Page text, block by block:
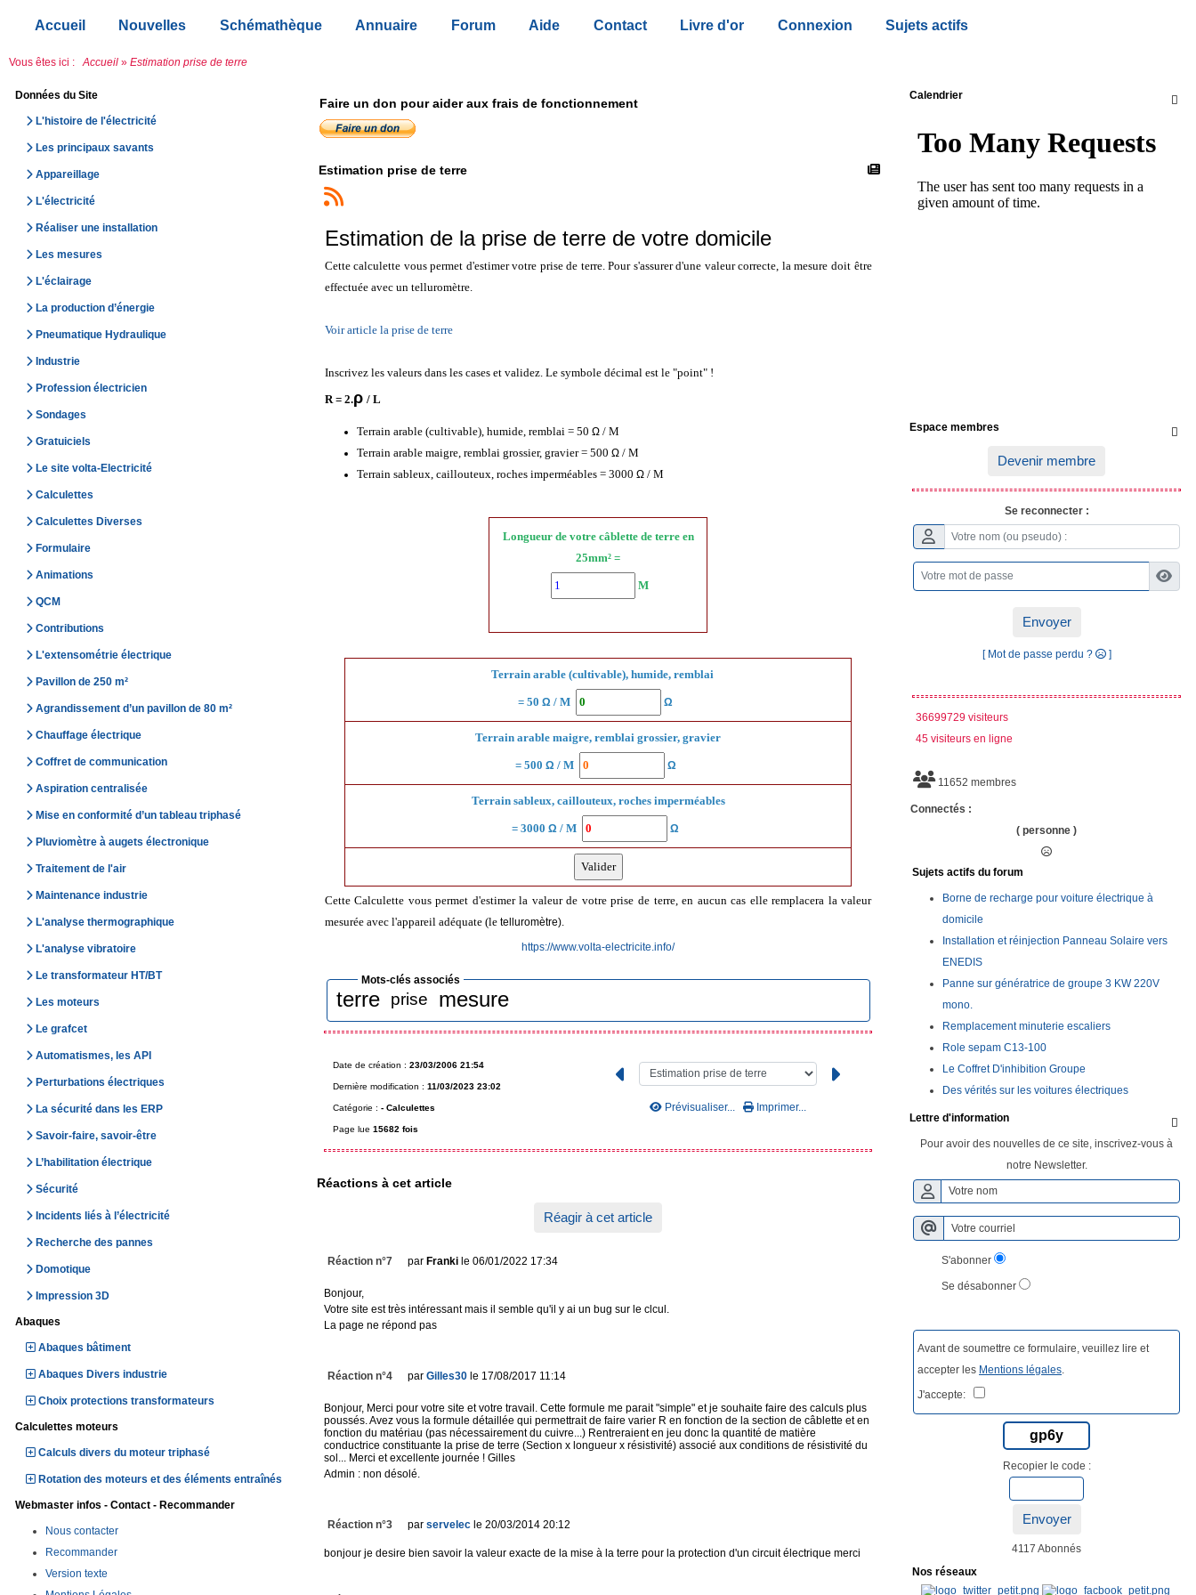
Accueil Nouvelles Schémathèque Annuaire Forum Aide Contact Livre d'or Connexion Sujets actifs
Vous êtes ici : Accueil » Estimation prise de terre
Données du Site
L'histoire de l'électricité
Les principaux savants
Appareillage
L'électricité
Réaliser une installation
Les mesures
L'éclairage
La production d’énergie
Pneumatique Hydraulique
Industrie
Profession électricien
Sondages
Gratuiciels
Le site volta-Electricité
Calculettes
Calculettes Diverses
Formulaire
Animations
QCM
Contributions
L'extensométrie électrique
Pavillon de 250 m²
Agrandissement d’un pavillon de 80 m²
Chauffage électrique
Coffret de communication
Aspiration centralisée
Mise en conformité d’un tableau triphasé
Pluviomètre à augets électronique
Traitement de l'air
Maintenance industrie
L'analyse thermographique
L'analyse vibratoire
Le transformateur HT/BT
Les moteurs
Le grafcet
Automatismes, les API
Perturbations électriques
La sécurité dans les ERP
Savoir-faire, savoir-être
L’habilitation électrique
Sécurité
Incidents liés à l’électricité
Recherche des pannes
Domotique
Impression 3D
Abaques
Abaques bâtiment
Abaques Divers industrie
Choix protections transformateurs
Calculettes moteurs
Calculs divers du moteur triphasé
Rotation des moteurs et des éléments entraînés
Webmaster infos - Contact - Recommander
Nous contacter
Recommander
Version texte
Faire un don pour aider aux frais de fonctionnement
Estimation prise de terre
Estimation de la prise de terre de votre domicile
Cette calculette vous permet d'estimer votre prise de terre. Pour s'assurer d'une valeur correcte, la mesure doit être
effectuée avec un telluromètre.
Voir article la prise de terre
Inscrivez les valeurs dans les cases et validez. Le symbole décimal est le "point" !
R = 2.ρ / L
Terrain arable (cultivable), humide, remblai = 50 Ω/ M
Terrain arable maigre, remblai grossier, gravier = 500 Ω/ M
Terrain sableux, caillouteux, roches imperméables = 3000 Ω/ M
Longueur de votre câblette de terre en
25mm² =
M
Terrain arable (cultivable), humide, remblai
= 50 Ω / M Ω
Terrain arable maigre, remblai grossier, gravier
= 500 Ω / M Ω
Terrain sableux, caillouteux, roches imperméables
= 3000 Ω / M Ω
Cette Calculette vous permet d'estimer la valeur de votre prise de terre, en aucun cas elle remplacera la valeur
mesurée avec l'appareil adéquate (le telluromètre).
https://www.volta-electricite.info/
Mots-clés associés
terre prise mesure
Date de création : 23/03/2006 21:54
Dernière modification : 11/03/2023 23:02
Catégorie : - Calculettes
Page lue 15682 fois
Prévisualiser... Imprimer...
Réactions à cet article
Réagir à cet article
Réaction n°7 par Frankile 06/01/2022 17:34
Bonjour,
Votre site est très intéressant mais il semble qu'il y ai un bug sur le clcul.
La page ne répond pas
Réaction n°4 par Gilles30 le 17/08/2017 11:14
Bonjour, Merci pour votre site et votre travail. Cette formule me parait "simple" et je souhaite faire des calculs plus
poussés. Avez vous la formule détaillée qui permettrait de faire varier R en fonction de la section de câblette et en
fonction du matériau (pas nécessairement du cuivre...) Rentreraient en jeu donc la quantité de matière
conductrice constituante la prise de terre (Section x longueur x résistivité) associé aux conditions de résistivité du
sol... Merci et excellente journée ! Gilles
Admin : non désolé.
Réaction n°3 par servelec le 20/03/2014 20:12
bonjour je desire bien savoir la valeur exacte de la mise à la terre pour la protection d'un circuit électrique merci

Calendrier

Espace membres
Devenir membre
Se reconnecter :
Envoyer
[ Mot de passe perdu ? ]
36699729 visiteurs
45 visiteurs en ligne
11652 membres
Connectés :
( personne )
Sujets actifs du forum
Borne de recharge pour voiture électrique à
domicile
Installation et réinjection Panneau Solaire vers
ENEDIS
Panne sur génératrice de groupe 3 KW 220V
mono.
Remplacement minuterie escaliers
Role sepam C13-100
Le Coffret D'inhibition Groupe
Des vérités sur les voitures électriques

Lettre d'information
Pour avoir des nouvelles de ce site, inscrivez-vous à
notre Newsletter.
S'abonner
Se désabonner
Avant de soumettre ce formulaire, veuillez lire et
accepter les Mentions légales
J'accepte:
gp6y
Recopier le code :
Envoyer
4117 Abonnés
Nos réseaux